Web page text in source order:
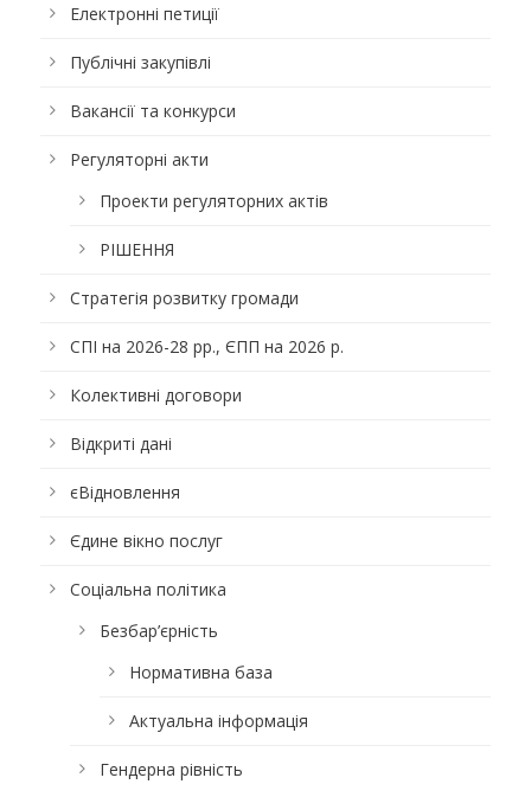
Електронні петиції
Публічні закупівлі
Вакансії та конкурси
Регуляторні акти
Проекти регуляторних актів
РІШЕННЯ
Стратегія розвитку громади
СПІ на 2026-28 рр., ЄПП на 2026 р.
Колективні договори
Відкриті дані
єВідновлення
Єдине вікно послуг
Соціальна політика
Безбар’єрність
Нормативна база
Актуальна інформація
Гендерна рівність